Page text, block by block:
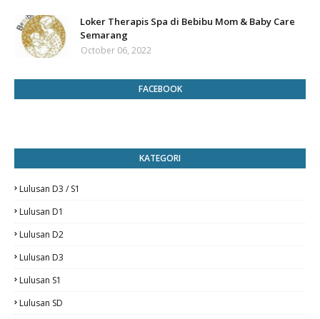
Loker Therapis Spa di Bebibu Mom & Baby Care
Semarang
October 06, 2022
FACEBOOK
KATEGORI
Lulusan D3 / S1
Lulusan D1
Lulusan D2
Lulusan D3
Lulusan S1
Lulusan SD